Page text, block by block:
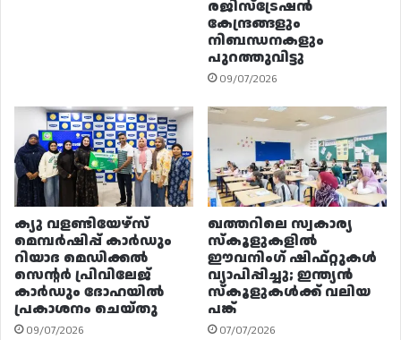
രജിസ്ട്രേഷൻ
കേന്ദ്രങ്ങളും
നിബന്ധനകളും
പുറത്തുവിട്ടു
09/07/2026
ക്യു വളണ്ടിയേഴ്‌സ്
മെമ്പർഷിപ്പ് കാർഡും
റിയാദ മെഡിക്കൽ
സെന്റർ പ്രിവിലേജ്
കാർഡും ദോഹയിൽ
പ്രകാശനം ചെയ്തു
09/07/2026
ഖത്തറിലെ സ്വകാര്യ
സ്കൂളുകളിൽ
ഈവനിംഗ് ഷിഫ്റ്റുകൾ
വ്യാപിപ്പിച്ചു; ഇന്ത്യൻ
സ്കൂളുകൾക്ക് വലിയ
പങ്ക്
07/07/2026